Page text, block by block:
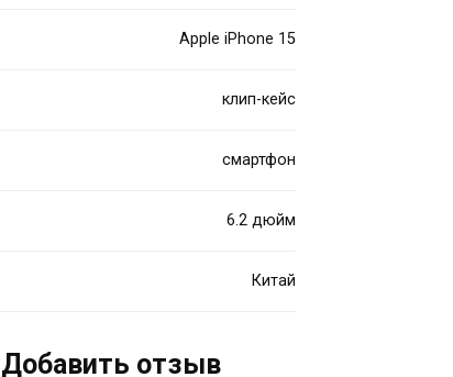
Apple iPhone 15
клип-кейс
смартфон
6.2 дюйм
Китай
Добавить отзыв